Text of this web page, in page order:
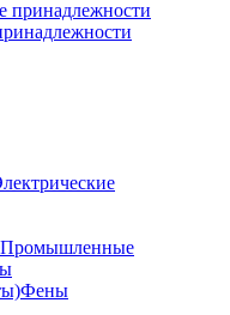
Промышленные
Фены